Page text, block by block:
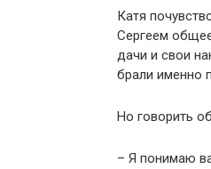
Катя
Сергеем
дачи и свои
брали именно
Но говорить
– Я понимаю